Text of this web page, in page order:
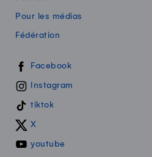
Pour les médias
Fédération
Swissmilk sur les réseaux sociaux
Facebook
Instagram
tiktok
X
youtube